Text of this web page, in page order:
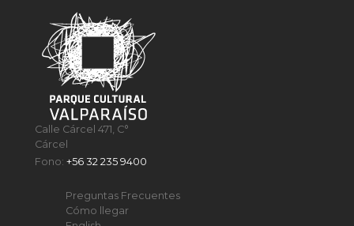
Calle Cárcel 471, C°
Cárcel
Fono:+56 32 235 9400
Preguntas Frecuentes
Cómo llegar